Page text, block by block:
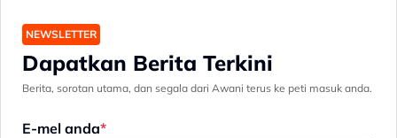
NEWSLETTER
Dapatkan Berita Terkini
Berita, sorotan utama, dan segala dari Awani terus ke peti masuk anda.
E-mel anda